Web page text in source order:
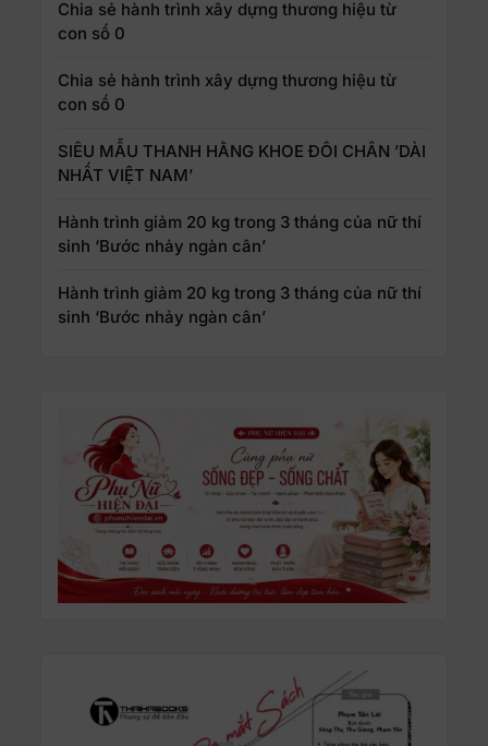
Chia sẻ hành trình xây dựng thương hiệu từ
con số 0
Chia sẻ hành trình xây dựng thương hiệu từ
con số 0
SIÊU MẪU THANH HẰNG KHOE ĐÔI CHÂN ’DÀI
NHẤT VIỆT NAM’
Hành trình giảm 20 kg trong 3 tháng của nữ thí
sinh ‘Bước nhảy ngàn cân’
Hành trình giảm 20 kg trong 3 tháng của nữ thí
sinh ‘Bước nhảy ngàn cân’